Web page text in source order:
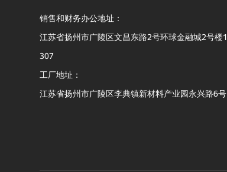
销售和财务办公地址：
江苏省扬州市广陵区文昌东路2号环球金融城2号楼1
307
工厂地址：
江苏省扬州市广陵区李典镇新材料产业园永兴路6号